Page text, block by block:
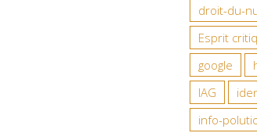
droit-du-
Esprit
google
IAG
info-